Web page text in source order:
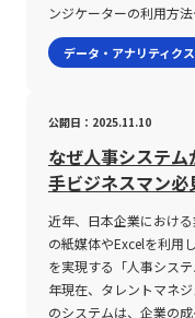
ンプライドボラティリ
とで算出され、市場参
待が数値として反映さ
ます。 また、ボラティ
短期トレードにおける
らには中長期投資のリ
活用されています。高
の上昇や下落が頻発す
ドやスキャルピングな
の銘柄は安定感があり
要な役割を担うのです。 ボラティリティの注意点 ボラティリティ
はあくまでも市場の価
ンジケーターの利用方
の留意点など、現代の
報を体系的に整理する。 ボラティリティとは ボラティリティと
用語は株式、為替、先物
金融商品に適用される
大幅な価格上昇または
状態は価格が安定してい
に、リスクとリターン
を実施するかの戦略決
価格変動の大きさだけ
などを含む広範な評価
ては、インプライドボ
データ・アナリティクス
公開日：2025.11.10
なぜ人事システ
手ビジネスマン
近年、日本企業におけ
の紙媒体やExcelを利用
を実現する「人事シス
年現在、タレントマネ
のシステムは、企業の